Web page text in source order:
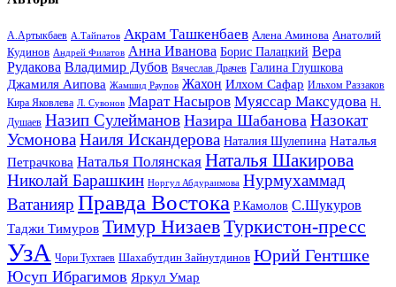
А.Артыкбаев А.Тайпатов Акрам Ташкенбаев Алена Аминова Анатолий
Кудинов Андрей Филатов Анна Иванова Борис Палацкий Вера
Рудакова Владимир Дубов Вячеслав Драчев Галина Глушкова
Джамиля Аипова Жамшид Раупов Жахон Илхом Сафар Ильхом Раззаков
Кира Яковлева Л. Сувонов Марат Насыров Муяссар Максудова Н.
Душаев Назип Сулейманов Назира Шабанова Назокат
УсмоноваНаиля Искандерова Наталия Шулепина Наталья
Петрачкова Наталья Полянская Наталья Шакирова
Николай Барашкин Норгул Абдураимова Нурмухаммад
Ватанияр Правда Востока Р.Камолов С.Шукуров
Таджи Тимуров Тимур НизаевТуркистон-пресс
УзА Чори Тухтаев Шахабутдин Зайнутдинов Юрий Гентшке
Юсуп Ибрагимов Яркул Умар